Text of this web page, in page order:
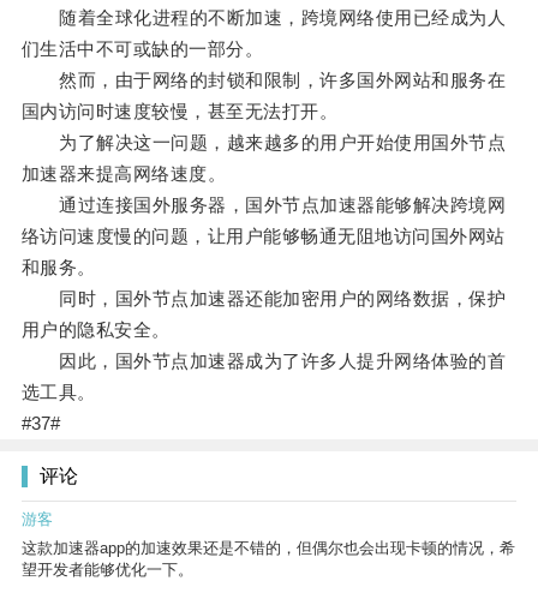
随着全球化进程的不断加速，跨境网络使用已经成为人
们生活中不可或缺的一部分。
然而，由于网络的封锁和限制，许多国外网站和服务在
国内访问时速度较慢，甚至无法打开。
为了解决这一问题，越来越多的用户开始使用国外节点
加速器来提高网络速度。
通过连接国外服务器，国外节点加速器能够解决跨境网
络访问速度慢的问题，让用户能够畅通无阻地访问国外网站
和服务。
同时，国外节点加速器还能加密用户的网络数据，保护
用户的隐私安全。
因此，国外节点加速器成为了许多人提升网络体验的首
选工具。
#37#
评论
游客
这款加速器app的加速效果还是不错的，但偶尔也会出现卡顿的情况，希
望开发者能够优化一下。